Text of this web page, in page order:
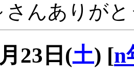
さんありが
23日(土) [n